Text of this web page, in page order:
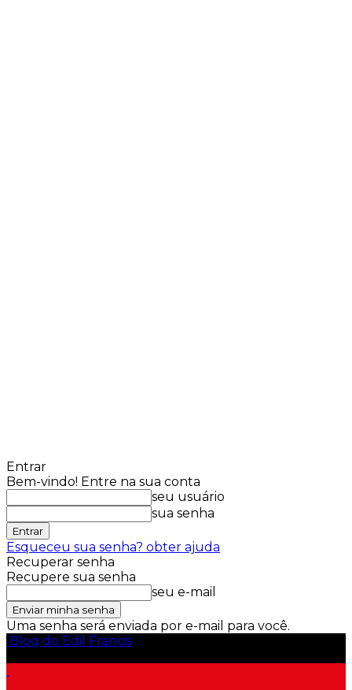
Entrar
Bem-vindo! Entre na sua conta
seu usuário
sua senha
Esqueceu sua senha? obter ajuda
Recuperar senha
Recupere sua senha
seu e-mail
Uma senha será enviada por e-mail para você.
Blog do Edil Francis